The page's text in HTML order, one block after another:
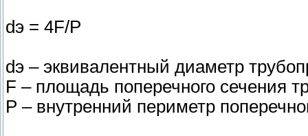
dэ = 4F/P
dэ – эквивалентный диаметр
F – площадь поперечного сечения
Р – внутренний периметр